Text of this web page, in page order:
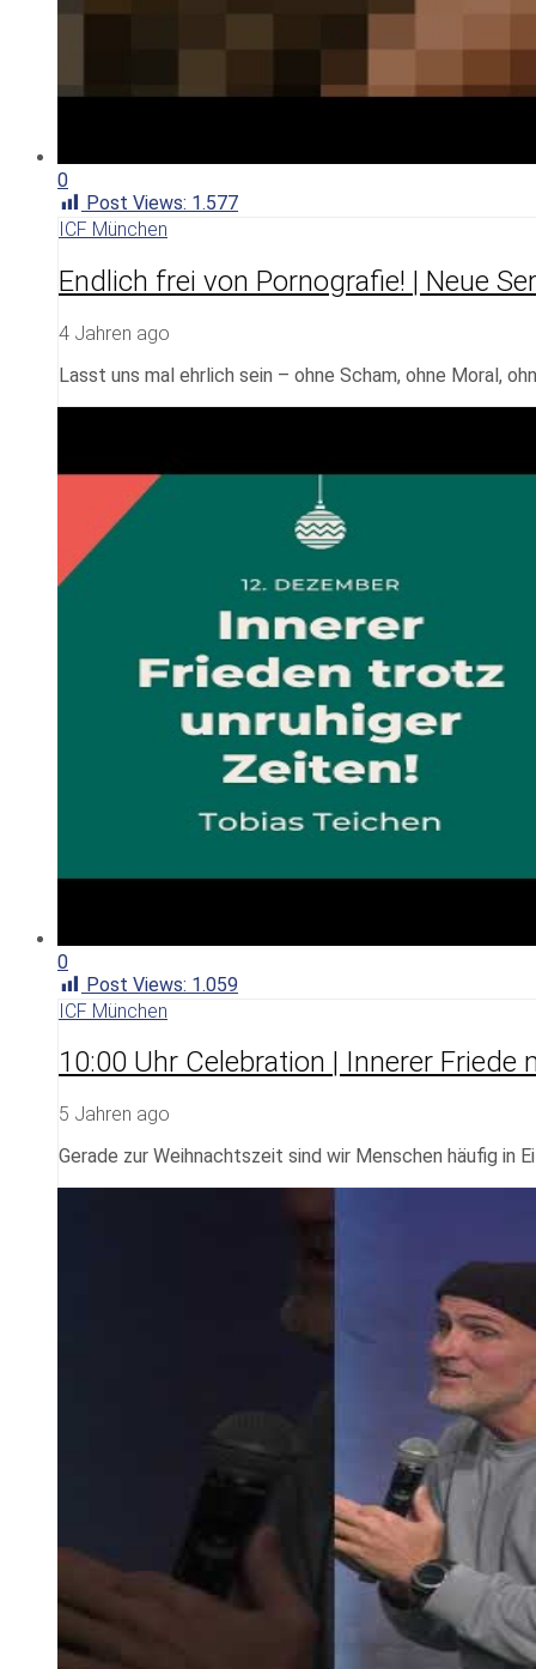
0
Post Views: 1.577
ICF München
Endlich frei von Pornografie! | Neue
4 Jahren ago
Lasst uns mal ehrlich sein – ohne Scham, ohne Moral,
0
Post Views: 1.059
ICF München
10:00 Uhr Celebration | Innerer Friede
5 Jahren ago
Gerade zur Weihnachtszeit sind wir Menschen häufig in